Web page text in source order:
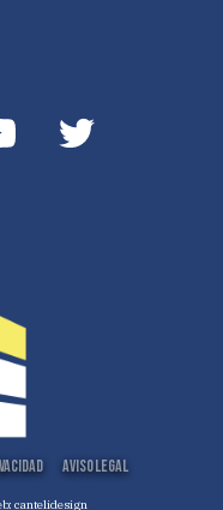
Aviso Legal
cantelidesign